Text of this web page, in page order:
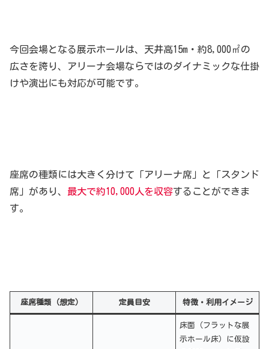
今回会場となる展示ホールは、天井高15m・約8,000㎡の
広さを誇り、アリーナ会場ならではのダイナミックな仕掛
けや演出にも対応が可能です。
座席の種類には大きく分けて「アリーナ席」と「スタンド
席」があり、 最大で約10,000人を収容することができま
す。
座席種類（想定） 定員目安 特徴・利用イメージ
床面（フラットな展
示ホール床）に仮設